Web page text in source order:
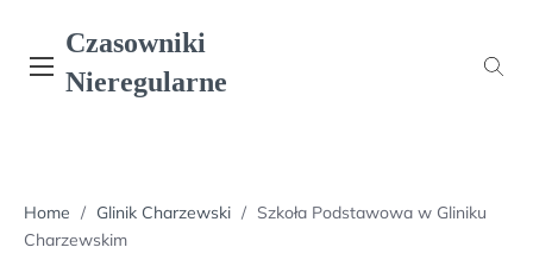
content
Czasowniki
Nieregularne
Home / Glinik Charzewski / Szkoła Podstawowa w Gliniku
Charzewskim